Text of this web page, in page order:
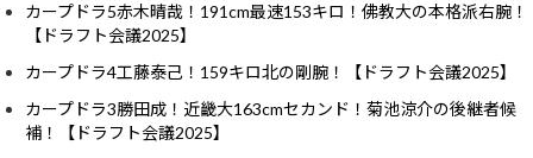
カープドラ5赤木晴哉！191cm最速153キロ！佛教大の本格派右腕！
【ドラフト会議2025】
カープドラ4工藤泰己！159キロ北の剛腕！【ドラフト会議2025】
カープドラ3勝田成！近畿大163cmセカンド！菊池涼介の後継者候
補！【ドラフト会議2025】